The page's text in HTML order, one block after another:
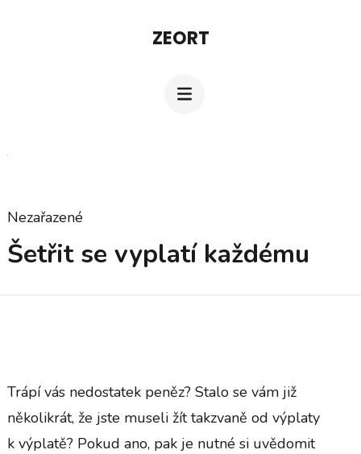
ZEORT
Nezařazené
Šetřit se vyplatí každému
Trápí vás nedostatek peněz? Stalo se vám již
několikrát, že jste museli žít takzvaně od výplaty
k výplatě? Pokud ano, pak je nutné si uvědomit